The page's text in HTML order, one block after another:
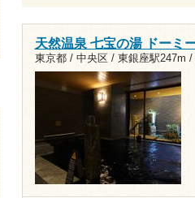
天然温泉 七宝の湯 ドーミ
東京都 / 中央区 / 東銀座駅247m /